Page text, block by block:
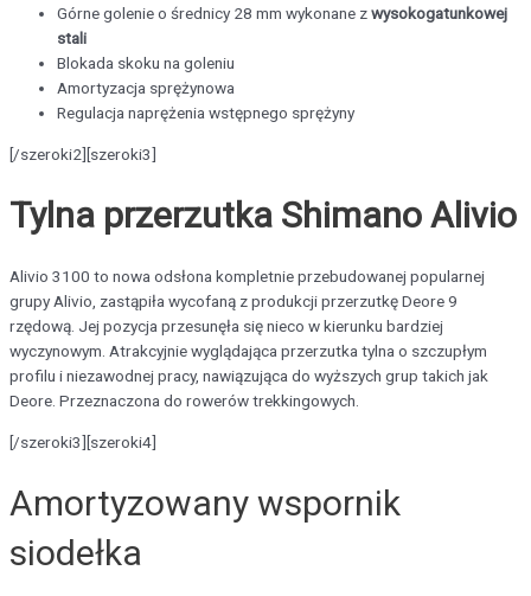
Górne golenie o średnicy 28 mm wykonane zwysokogatunkowej
stali
Blokada skoku na goleniu
Amortyzacja sprężynowa
Regulacja naprężenia wstępnego sprężyny
[/szeroki2][szeroki3]
Tylna przerzutka Shimano Alivio
Alivio 3100 to nowa odsłona kompletnie przebudowanej popularnej
grupy Alivio, zastąpiła wycofaną z produkcji przerzutkę Deore 9
rzędową. Jej pozycja przesunęła się nieco w kierunku bardziej
wyczynowym. Atrakcyjnie wyglądająca przerzutka tylna o szczupłym
profilu i niezawodnej pracy, nawiązująca do wyższych grup takich jak
Deore. Przeznaczona do rowerów trekkingowych.
[/szeroki3][szeroki4]
Amortyzowany wspornik
siodełka